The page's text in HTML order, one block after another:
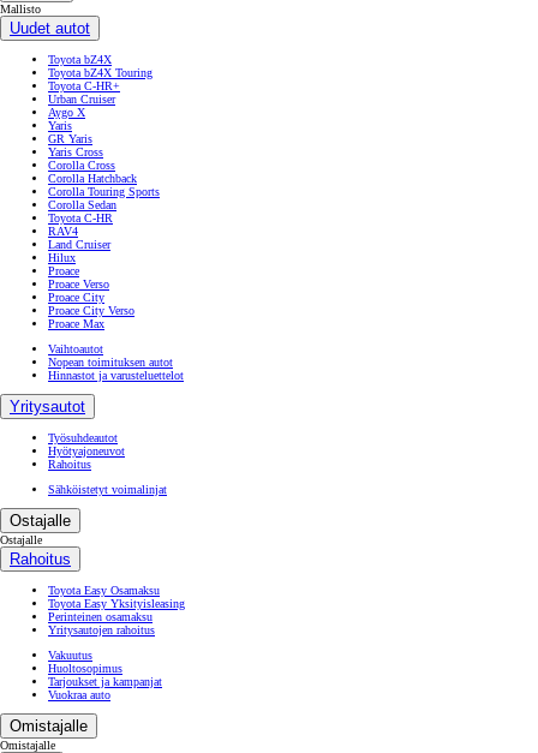
Mallisto
Uudet autot
Toyota bZ4X
Toyota bZ4X Touring
Toyota C-HR+
Urban Cruiser
Aygo X
Yaris
GR Yaris
Yaris Cross
Corolla Cross
Corolla Hatchback
Corolla Touring Sports
Corolla Sedan
Toyota C-HR
RAV4
Land Cruiser
Hilux
Proace
Proace Verso
Proace City
Proace City Verso
Proace Max
Vaihtoautot
Nopean toimituksen autot
Hinnastot ja varusteluettelot
Yritysautot
Työsuhdeautot
Hyötyajoneuvot
Rahoitus
Sähköistetyt voimalinjat
Ostajalle
Ostajalle
Rahoitus
Toyota Easy Osamaksu
Toyota Easy Yksityisleasing
Perinteinen osamaksu
Yritysautojen rahoitus
Vakuutus
Huoltosopimus
Tarjoukset ja kampanjat
Vuokraa auto
Omistajalle
Omistajalle